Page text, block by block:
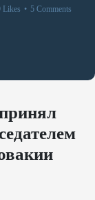
Likes • 5 Comments